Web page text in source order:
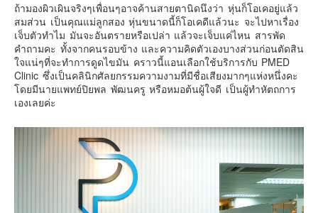
ฝรั่งเศส
ออสเตรีย
สาธารณรัฐเช็ก
ฮังการี
เนเธอร์แลนด์
สวิสเซอร์แลนด์
ถ้ามองผิวเผินจริงๆเพื่อนๆอาจค้านสายตานิดนึงว่า หุ่นก็โอเคอยู่แล้ว
สมส่วน เป็นคุณแม่ลูกสอง หุ่นขนาดนี้ก็โอเคดีแล้วนะ จะไปหาเรื่อง
เจ็บตัวทำไม มันจะอันตรายหรือเปล่า แล้วจะเจ็บแค่ไหน สารพัด
คำถามคะ ทั้งจากคนรอบข้าง และความคิดตัวเองบางส่วนก่อนตัดสิน
ใจแน่ๆที่จะทำการดูดไขมัน คราวนี้แอนเลือกใช้บริการกับ PMED
Clinic ซึ่งเป็นคลินิกศัลยกรรมความงามที่มีชื่อเสียงมากๆแห่งหนึ่งคะ
โดยมีนายแพทย์ปิยพล พัฒนครู หรือหมอต้นผู้ใจดี เป็นผู้ทำหัตถการ
เองเลยค่ะ